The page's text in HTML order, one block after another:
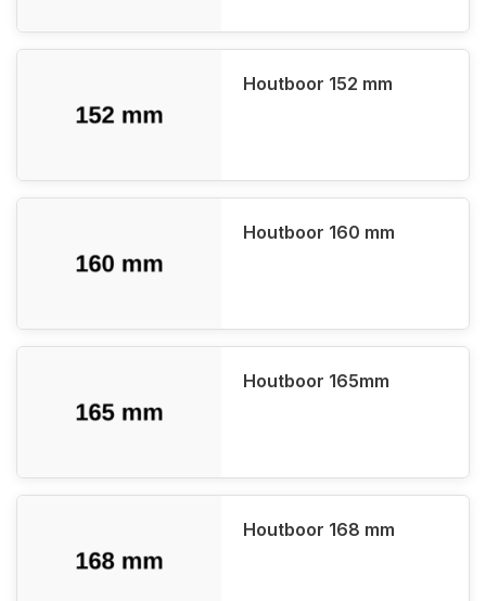
Houtboor 152 mm
Houtboor 160 mm
Houtboor 165mm
Houtboor 168 mm